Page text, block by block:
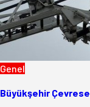
Genel
Büyükşehir